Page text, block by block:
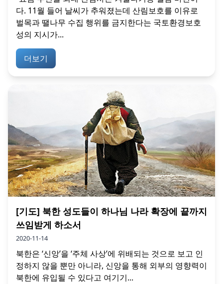
다. 11월 들어 날씨가 추워졌는데 산림보호를 이유로
벌목과 땔나무 수집 행위를 금지한다는 국토환경보호
성의 지시가...
더보기
[기도] 북한 성도들이 하나님 나라 확장에 끝까지
쓰임받게 하소서
2020-11-14
북한은 ‘신앙’을 ‘주체 사상’에 위배되는 것으로 보고 인
정하지 않을 뿐만 아니라, 신앙을 통해 외부의 영향력이
북한에 유입될 수 있다고 여기기...